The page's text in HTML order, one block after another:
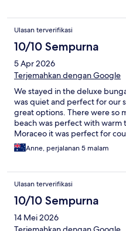
Ulasan terverifikasi
10/10 Sempurna
5 Apr 2026
Terjemahkan dengan Google
We stayed in the deluxe
was quiet and perfect for our
great options. There were so
beach was perfect with
Moraceo it was perfect for
Nicely spread out.
Anne, perjalanan 5 malam
Ulasan terverifikasi
10/10 Sempurna
14 Mei 2026